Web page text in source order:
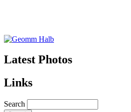
Latest Photos
Links
Search